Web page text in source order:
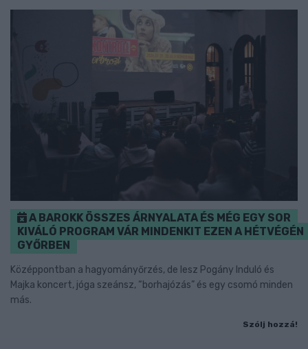
A BAROKK ÖSSZES ÁRNYALATA ÉS MÉG EGY SOR
KIVÁLÓ PROGRAM VÁR MINDENKIT EZEN A HÉTVÉGÉN
GYŐRBEN
Középpontban a hagyományőrzés, de lesz Pogány Induló és
Majka koncert, jóga szeánsz, “borhajózás” és egy csomó minden
más.
Szólj hozzá!